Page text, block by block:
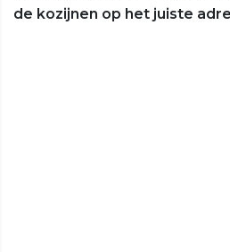
de kozijnen op het juiste